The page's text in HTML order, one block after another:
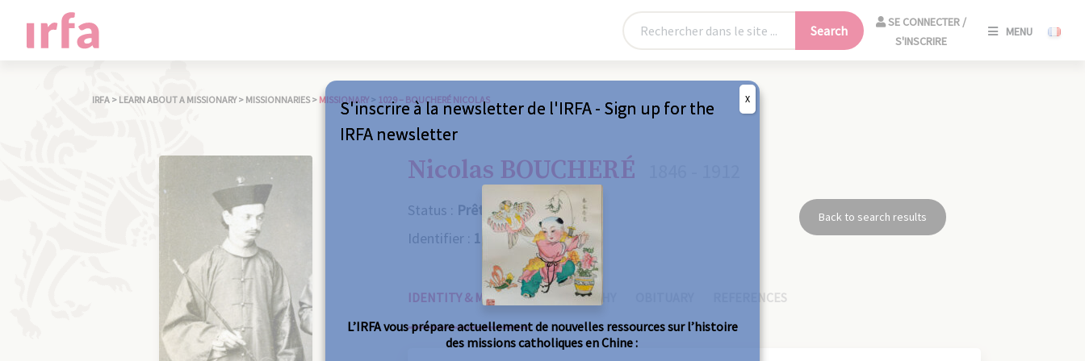
Search
SE CONNECTER /
S'INSCRIRE
MENU
IRFA > LEARN ABOUT A MISSIONARY > MISSIONNARIES > MISSIONARY > 1029 – BOUCHERÉ NICOLAS
Nicolas BOUCHERÉ
Status : Prêtre
Identifier : 1029
Back to search results
IDENTITY & MISSIONS BIOGRAPHY REFERENCES
S'inscrire à la newsletter de l'IRFA - Sign up for the
IRFA newsletter
L’IRFA vous prépare actuellement de nouvelles ressources sur l’histoire
des missions catholiques en Chine :
X